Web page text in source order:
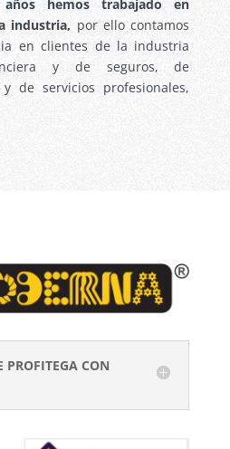
hemos trabajado en
industria, por ello contamos
en clientes de la industria
y de seguros, de
de servicios profesionales,
PROFITEGA CON